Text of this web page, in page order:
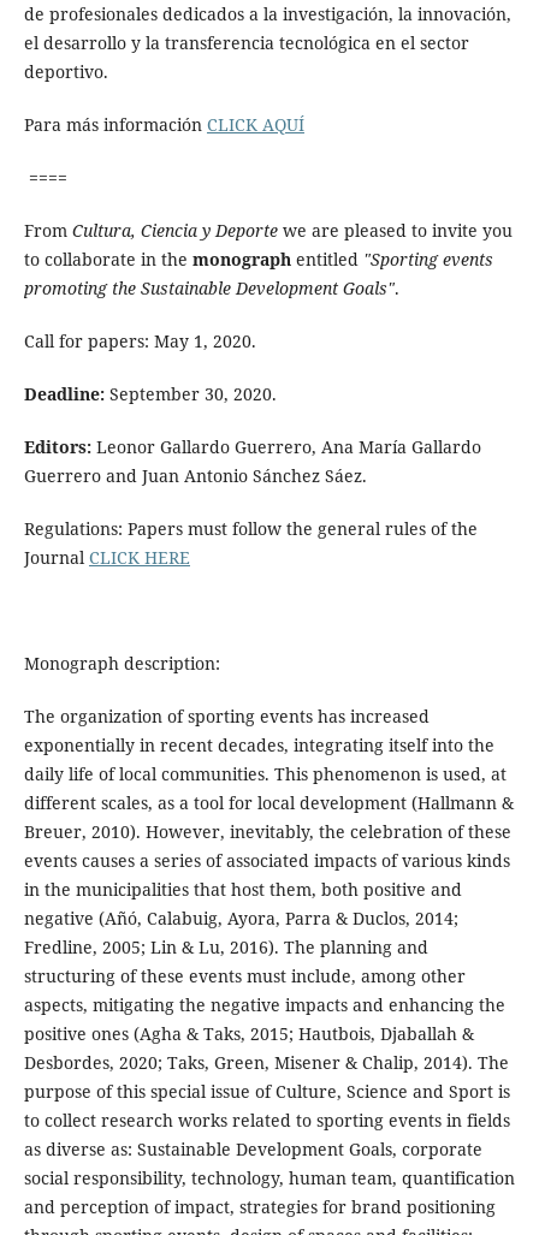
de profesionales dedicados a la investigación, la innovación,
el desarrollo y la transferencia tecnológica en el sector
deportivo.
Para más información CLICK AQUÍ
====
From Cultura, Ciencia y Deportewe are pleased to invite you
to collaborate in the monographentitled "Sporting events
promoting the Sustainable Development Goals".
Call for papers: May 1, 2020.
Deadline:September 30, 2020.
Editors:Leonor Gallardo Guerrero, Ana María Gallardo
Guerrero and Juan Antonio Sánchez Sáez.
Regulations: Papers must follow the general rules of the
Journal CLICK HERE
Monograph description:
The organization of sporting events has increased
exponentially in recent decades, integrating itself into the
daily life of local communities. This phenomenon is used, at
different scales, as a tool for local development (Hallmann &
Breuer, 2010). However, inevitably, the celebration of these
events causes a series of associated impacts of various kinds
in the municipalities that host them, both positive and
negative (Añó, Calabuig, Ayora, Parra & Duclos, 2014;
Fredline, 2005; Lin & Lu, 2016). The planning and
structuring of these events must include, among other
aspects, mitigating the negative impacts and enhancing the
positive ones (Agha & Taks, 2015; Hautbois, Djaballah &
Desbordes, 2020; Taks, Green, Misener & Chalip, 2014). The
purpose of this special issue of Culture, Science and Sport is
to collect research works related to sporting events in fields
as diverse as: Sustainable Development Goals, corporate
social responsibility, technology, human team, quantification
and perception of impact, strategies for brand positioning